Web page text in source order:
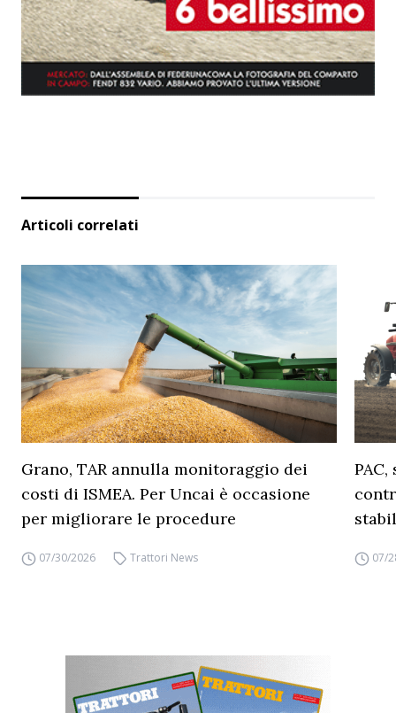
Articoli correlati
Grano, TAR annulla monitoraggio dei
costi di ISMEA. Per Uncai è occasione
per migliorare le procedure
07/30/2026 Trattori News 07/